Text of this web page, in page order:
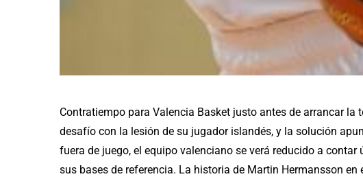
Contratiempo para Valencia Basket justo antes de arrancar
desafío con la lesión de su jugador islandés, y la solución
fuera de juego, el equipo valenciano se verá reducido a
sus bases de referencia. La historia de Martin Hermansson